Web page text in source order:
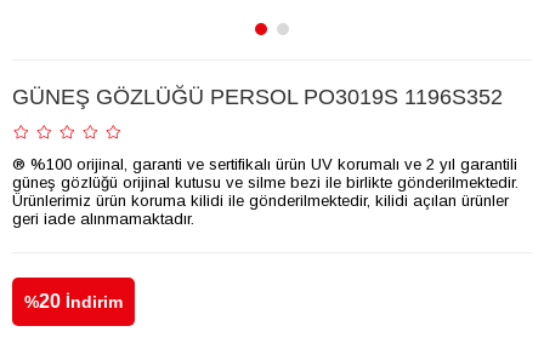
GÜNEŞ GÖZLÜĞÜ PERSOL PO3019S 1196S352
® %100 orijinal, garanti ve sertifikalı ürün UV korumalı ve 2 yıl garantili
güneş gözlüğü orijinal kutusu ve silme bezi ile birlikte gönderilmektedir.
Ürünlerimiz ürün koruma kilidi ile gönderilmektedir, kilidi açılan ürünler
geri iade alınmamaktadır.
%20 İndirim